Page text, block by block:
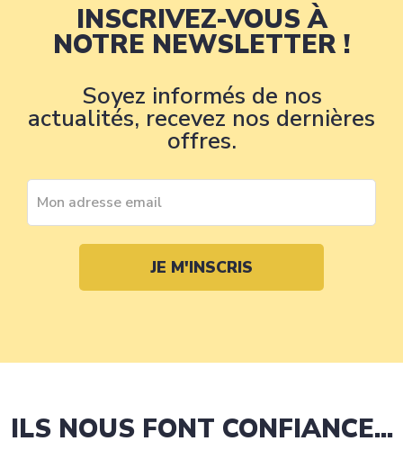
INSCRIVEZ-VOUS À
NOTRE NEWSLETTER !
Soyez informés de nos
actualités, recevez nos dernières
offres.
JE M'INSCRIS
ILS NOUS FONT CONFIANCE...